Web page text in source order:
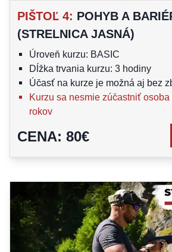
PIŠTOĽ 4: POHYB A
(STRELNICA JASNÁ)
Úroveň kurzu: BASIC
Dĺžka trvania kurzu: 3 hodiny
Účasť na kurze je možná aj bez
Kurzu sa nesmie zúčastniť
rokov
CENA: 80€